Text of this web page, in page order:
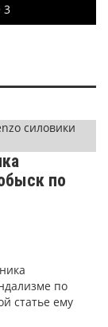
3
по
по
статье ему